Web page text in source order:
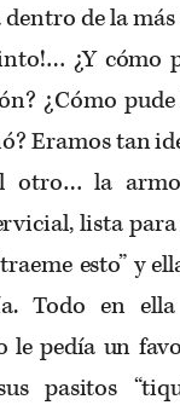
de la
¿Y cómo
¿Cómo
Eramos tan
otro… la
lista
esto” y
Todo en
le pedía un
sus pasitos